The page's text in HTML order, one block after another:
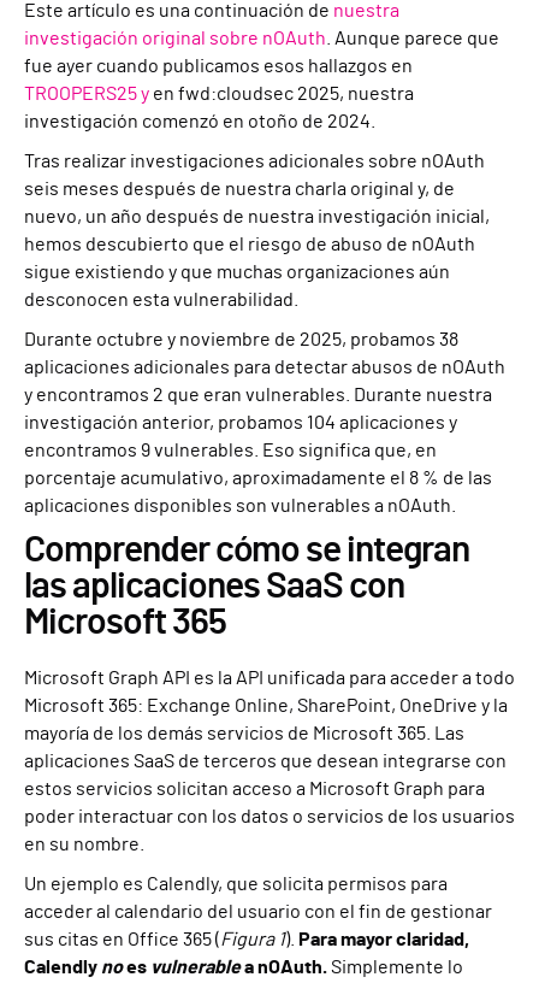
Este artículo es una continuación de nuestra
investigación original sobre nOAuth . Aunque parece que
fue ayer cuando publicamos esos hallazgos en
TROOPERS25 y en fwd:cloudsec 2025, nuestra
investigación comenzó en otoño de 2024.
Tras realizar investigaciones adicionales sobre nOAuth
seis meses después de nuestra charla original y, de
nuevo, un año después de nuestra investigación inicial,
hemos descubierto que el riesgo de abuso de nOAuth
sigue existiendo y que muchas organizaciones aún
desconocen esta vulnerabilidad.
Durante octubre y noviembre de 2025, probamos 38
aplicaciones adicionales para detectar abusos de nOAuth
y encontramos 2 que eran vulnerables. Durante nuestra
investigación anterior, probamos 104 aplicaciones y
encontramos 9 vulnerables. Eso significa que, en
porcentaje acumulativo, aproximadamente el 8 % de las
aplicaciones disponibles son vulnerables a nOAuth.
Comprender cómo se integran
las aplicaciones SaaS con
Microsoft 365
Microsoft Graph API es la API unificada para acceder a todo
Microsoft 365: Exchange Online, SharePoint, OneDrive y la
mayoría de los demás servicios de Microsoft 365. Las
aplicaciones SaaS de terceros que desean integrarse con
estos servicios solicitan acceso a Microsoft Graph para
poder interactuar con los datos o servicios de los usuarios
en su nombre.
Un ejemplo es Calendly, que solicita permisos para
acceder al calendario del usuario con el fin de gestionar
sus citas en Office 365 (Figura 1). Para mayor claridad,
Calendly noes vulnerablea nOAuth.Simplemente lo